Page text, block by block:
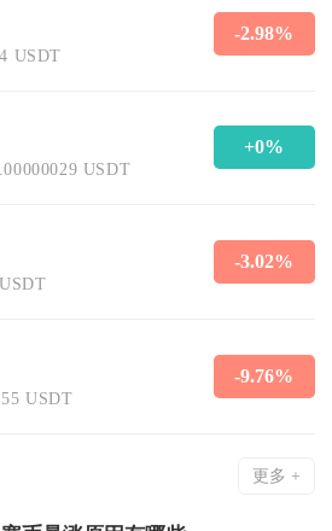
USDT
-2.98%
USDT
+0%
-3.02%
USDT
-9.76%
更多 +